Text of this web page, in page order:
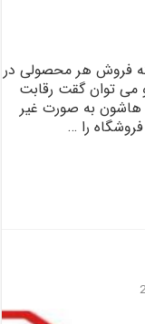
فروش هر محصولی در
می توان گقت رقابت
هاشون به صورت غیر
را …